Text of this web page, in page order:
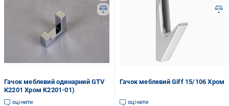
Гачок меблевий одинарний GTV
К2201 Хром K2201-01)
оцінити
Гачок меблевий Giff 15/106 Хром
оцінити